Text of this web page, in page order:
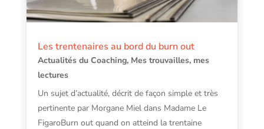
Les trentenaires au bord du burn out
Actualités du Coaching, Mes trouvailles, mes
lectures
Un sujet d’actualité, décrit de façon simple et très
pertinente par Morgane Miel dans Madame Le
FigaroBurn out quand on atteind la trentaine